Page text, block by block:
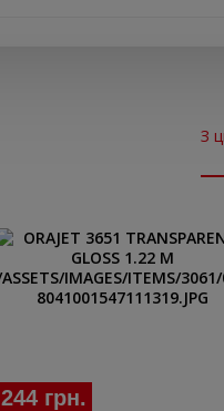
З
244 грн.